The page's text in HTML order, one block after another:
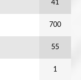
41
700
55
1